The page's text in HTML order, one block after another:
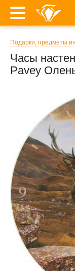
Подарки, предметы
Часы
Pavey